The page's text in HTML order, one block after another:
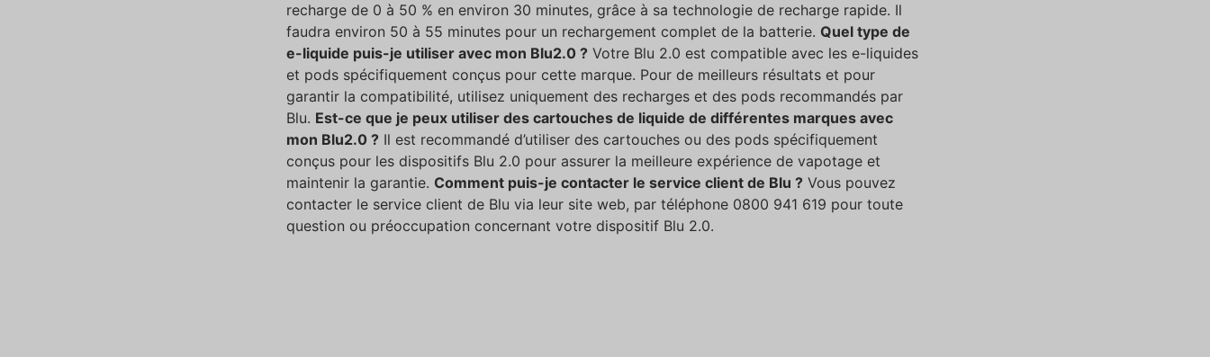
recharge de 0 à 50 % en environ 30 minutes, grâce à sa technologie de recharge rapide. Il
faudra environ 50 à 55 minutes pour un rechargement complet de la batterie. Quel type de
e-liquide puis-je utiliser avec mon Blu2.0 ? Votre Blu 2.0 est compatible avec les e-liquides
et pods spécifiquement conçus pour cette marque. Pour de meilleurs résultats et pour
garantir la compatibilité, utilisez uniquement des recharges et des pods recommandés par
Blu. Est-ce que je peux utiliser des cartouches de liquide de différentes marques avec
mon Blu2.0 ? Il est recommandé d’utiliser des cartouches ou des pods spécifiquement
conçus pour les dispositifs Blu 2.0 pour assurer la meilleure expérience de vapotage et
maintenir la garantie. Comment puis-je contacter le service client de Blu ? Vous pouvez
contacter le service client de Blu via leur site web, par téléphone 0800 941 619 pour toute
question ou préoccupation concernant votre dispositif Blu 2.0.